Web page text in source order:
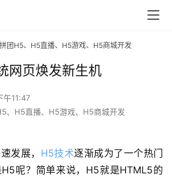
团H5、H5直播、H5游戏、H5商城开发
网页焕发新生机
11:47
、H5直播、H5游戏、H5商城开发
发展， H5技术逐渐成为了一个热门
呢？简单来说，H5就是HTML5的